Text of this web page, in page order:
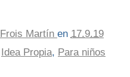
Martín en 17.9.19
Idea Propia, Para niños